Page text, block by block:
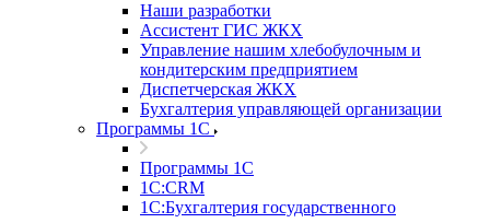
Наши разработки
Ассистент ГИС ЖКХ
Управление нашим хлебобулочным и
кондитерским предприятием
Диспетчерская ЖКХ
Бухгалтерия управляющей организации
Программы 1С
Программы 1С
1С:CRM
1С:Бухгалтерия государственного